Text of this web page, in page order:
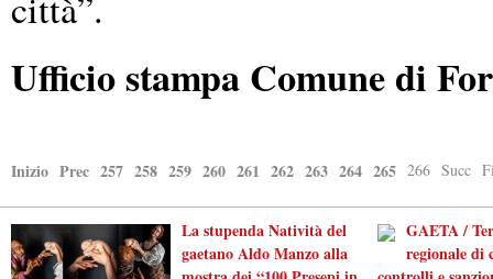
Ufficio stampa Comune di
Inizio Prec 257 258 259 260 261 262 263 264 265 266 Succ
La stupenda Natività del
gaetano Aldo Manzo alla
GAETA /
regionale di